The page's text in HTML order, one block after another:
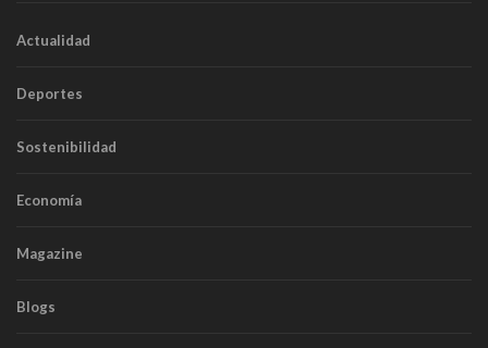
Actualidad
Deportes
Sostenibilidad
Economía
Magazine
Blogs